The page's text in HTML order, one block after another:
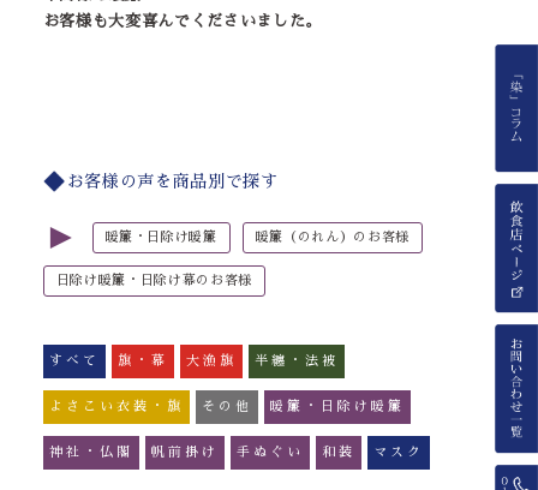
お客様も大変喜んでくださいました。
お客様の声を商品別で探す
► 暖簾・日除け暖簾 暖簾（のれん）のお客様
日除け暖簾・日除け幕のお客様
すべて 旗・幕 大漁旗 半纏・法被
よさこい衣装・旗 その他 暖簾・日除け暖簾
神社・仏閣 帆前掛け 手ぬぐい 和装 マスク